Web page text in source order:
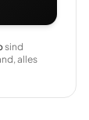
sind
alles